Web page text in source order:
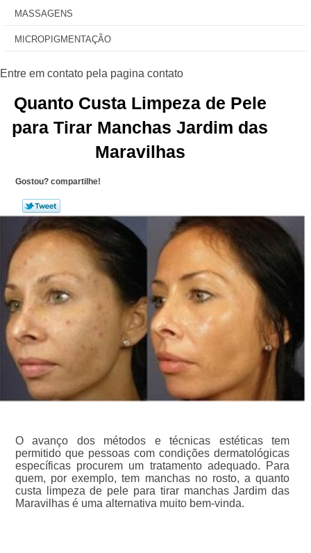
MASSAGENS
MICROPIGMENTAÇÃO
Quanto Custa Limpeza de Pele
para Tirar Manchas Jardim das
Maravilhas
Gostou? compartilhe!
O avanço dos métodos e técnicas estéticas tem
permitido que pessoas com condições dermatológicas
específicas procurem um tratamento adequado. Para
quem, por exemplo, tem manchas no rosto, a quanto
custa limpeza de pele para tirar manchas Jardim das
Maravilhas é uma alternativa muito bem-vinda.